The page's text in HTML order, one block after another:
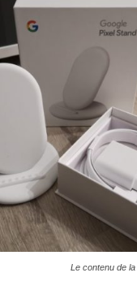
Le contenu de